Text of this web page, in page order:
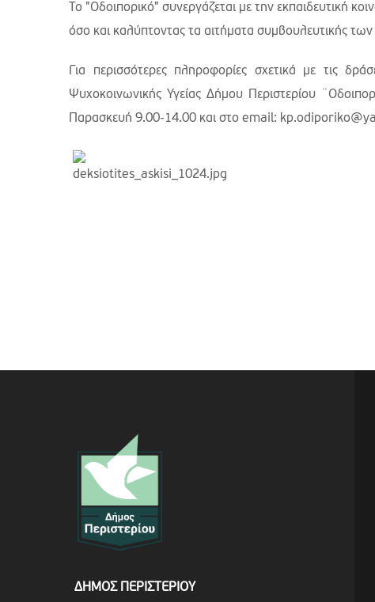
Το "Οδοιπορικό" συνεργάζεται με την εκπαιδευτική
όσο και καλύπτοντας τα αιτήματα συμβουλευτικής
Για περισσότερες πληροφορίες σχετικά με τις
Ψυχοκοινωνικής Υγείας Δήμου Περιστερίου
Παρασκευή 9.00-14.00 και στο email:
ΔΗΜΟΣ ΠΕΡΙΣΤΕΡΙΟΥ